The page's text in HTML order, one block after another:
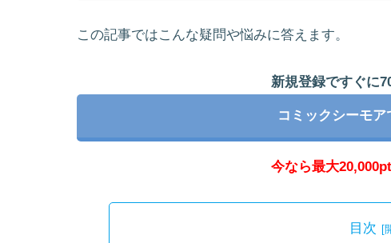
この記事ではこんな疑問や悩みに答えます。
新規登録ですぐに
コミックシーモア
今なら最大
目次